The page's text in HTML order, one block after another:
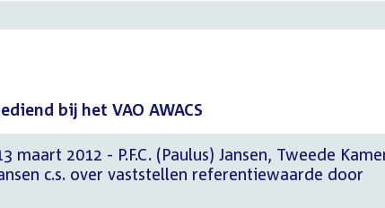
bij het VAO AWACS
maart 2012 - P.F.C. (Paulus) Jansen, Tweede
c.s. over vaststellen referentiewaarde door